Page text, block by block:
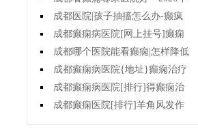
度公布」为什么有癫痫的病人容易
猝死?
成都医院|孩子抽搐怎么办-癫疯
病病人反复发作的原因是什么?
成都癫痫病医院[网上挂号]癫痫
的治疗要注意什么?
成都哪个医院能看癫痫|怎样降低
癫痫遗传风险?
成都癫痫病医院{地址}癫痫治疗
中为什么还是犯病?
成都癫痫病医院[排行]得癫痫治
不好是为什么?
成都癫痫医院[排行]羊角风发作
有哪些危害?